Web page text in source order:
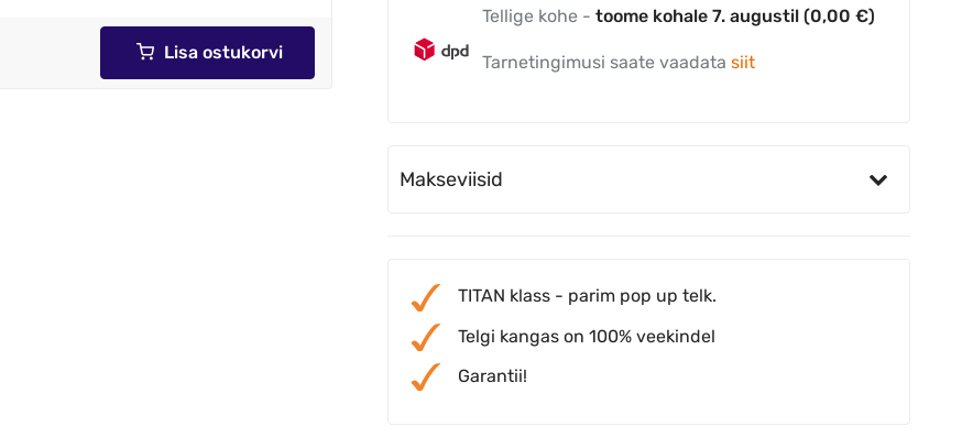
Lisa ostukorvi
Tellige kohe -toome kohale 7. augustil (0,00 €)
Tarnetingimusi saate vaadatasiit
Makseviisid
TITAN klass - parim pop up telk.
Telgi kangas on 100% veekindel
Garantii!